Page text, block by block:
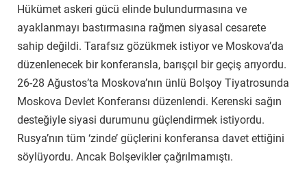
Hükümet askeri gücü elinde bulundurmasına ve
ayaklanmayı bastırmasına rağmen siyasal cesarete
sahip değildi. Tarafsız gözükmek istiyor ve Moskova’da
düzenlenecek bir konferansla, barışçıl bir geçiş arıyordu.
26-28 Ağustos’ta Moskova’nın ünlü Bolşoy Tiyatrosunda
Moskova Devlet Konferansı düzenlendi. Kerenski sağın
desteğiyle siyasi durumunu güçlendirmek istiyordu.
Rusya’nın tüm ‘zinde’ güçlerini konferansa davet ettiğini
söylüyordu. Ancak Bolşevikler çağrılmamıştı.